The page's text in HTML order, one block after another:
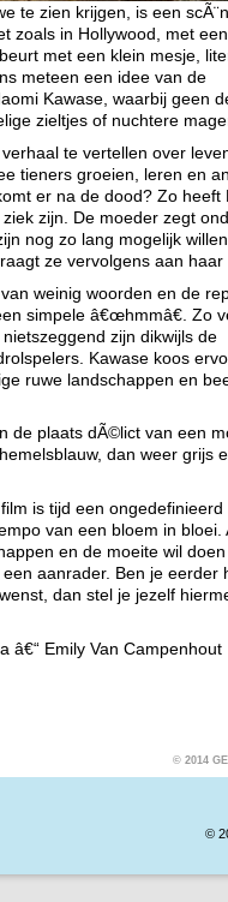
te zien krijgen, is een
zoals in Hollywood, met
met een klein mesje,
meteen een idee van de
Kawase, waarbij geen
zieltjes of nuchtere
te vertellen over
tieners groeien, leren en
er na de dood? Zo heeft
zijn. De moeder zegt
nog zo lang mogelijk
ze vervolgens aan haar
weinig woorden en de
simpele â€œhmmâ€. Zo
zijn dikwijls de
Kawase koos
ruwe landschappen en
de plaats dÃ©lict van een
dan weer grijs
is tijd een
van een bloem in bloei.
en de moeite wil
aanrader. Ben je eerder
dan stel je jezelf
â€“ Emily Van Campenhout
© 2014
©